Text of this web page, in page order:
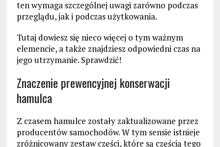
ten wymaga szczególnej uwagi zarówno podczas
przeglądu, jak i podczas użytkowania.
Tutaj dowiesz się nieco więcej o tym ważnym
elemencie, a także znajdziesz odpowiedni czas na
jego utrzymanie. Sprawdzić!
Znaczenie prewencyjnej konserwacji
hamulca
Z czasem hamulce zostały zaktualizowane przez
producentów samochodów. W tym sensie istnieje
zróżnicowany zestaw części, które są częścią tego